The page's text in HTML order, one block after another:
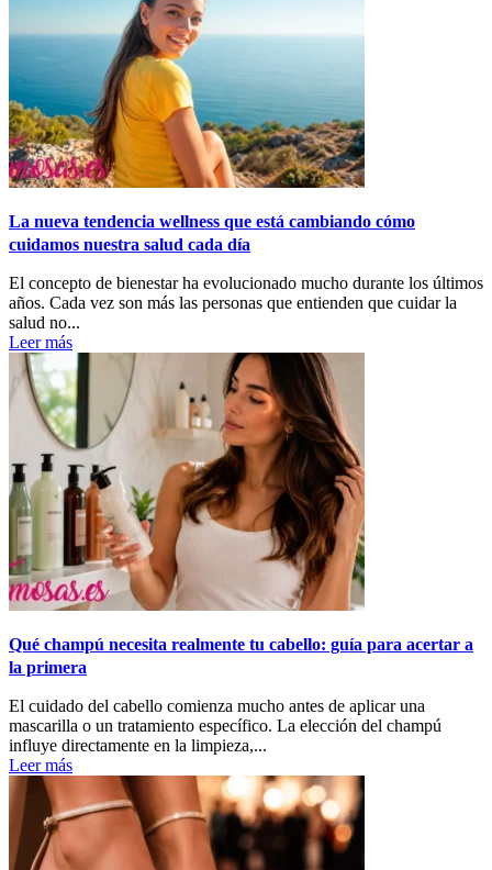
La nueva tendencia wellness que está cambiando cómo
cuidamos nuestra salud cada día
El concepto de bienestar ha evolucionado mucho durante los últimos
años. Cada vez son más las personas que entienden que cuidar la
salud no...
Leer más
Qué champú necesita realmente tu cabello: guía para acertar a
la primera
El cuidado del cabello comienza mucho antes de aplicar una
mascarilla o un tratamiento específico. La elección del champú
influye directamente en la limpieza,...
Leer más